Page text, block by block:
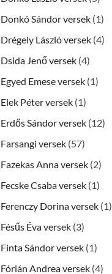
Donkó Sándor versek (1)
Drégely László versek (4)
Dsida Jenő versek (4)
Egyed Emese versek (1)
Elek Péter versek (1)
Erdős Sándor versek (12)
Farsangi versek (57)
Fazekas Anna versek (2)
Fecske Csaba versek (1)
Ferenczy Dorina versek (1)
Fésűs Éva versek (3)
Finta Sándor versek (1)
Fórián Andrea versek (4)